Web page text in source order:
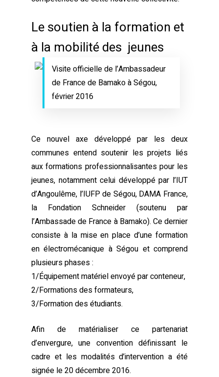
Le soutien à la formation et
à la mobilité des jeunes
Visite officielle de l’Ambassadeur
de France de Bamako à Ségou,
février 2016
Ce nouvel axe développé par les deux
communes entend soutenir les projets liés
aux formations professionnalisantes pour les
jeunes, notamment celui développé par l’IUT
d’Angoulême, l’IUFP de Ségou, DAMA France,
la Fondation Schneider (soutenu par
l’Ambassade de France à Bamako). Ce dernier
consiste à la mise en place d’une formation
en électromécanique à Ségou et comprend
plusieurs phases :
1/Équipement matériel envoyé par conteneur,
2/Formations des formateurs,
3/Formation des étudiants.
Afin de matérialiser ce partenariat
d’envergure, une convention définissant le
cadre et les modalités d’intervention a été
signée le 20 décembre 2016.